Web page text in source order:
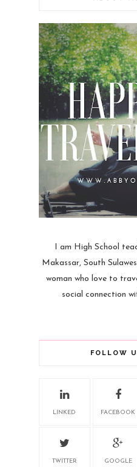
I am High School
Makassar, South
woman who love to
social connection
FOLLOW
LINKED FACEBOOK
TWITTER GOOGLE